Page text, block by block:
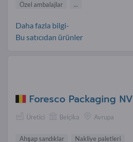
Özel ambalajlar
...
Daha fazla bilgi-
Bu satıcıdan ürünler
Foresco Packaging NV
Üretici Belçika Avrupa
Ahşap sandıklar
Nakliye paletleri